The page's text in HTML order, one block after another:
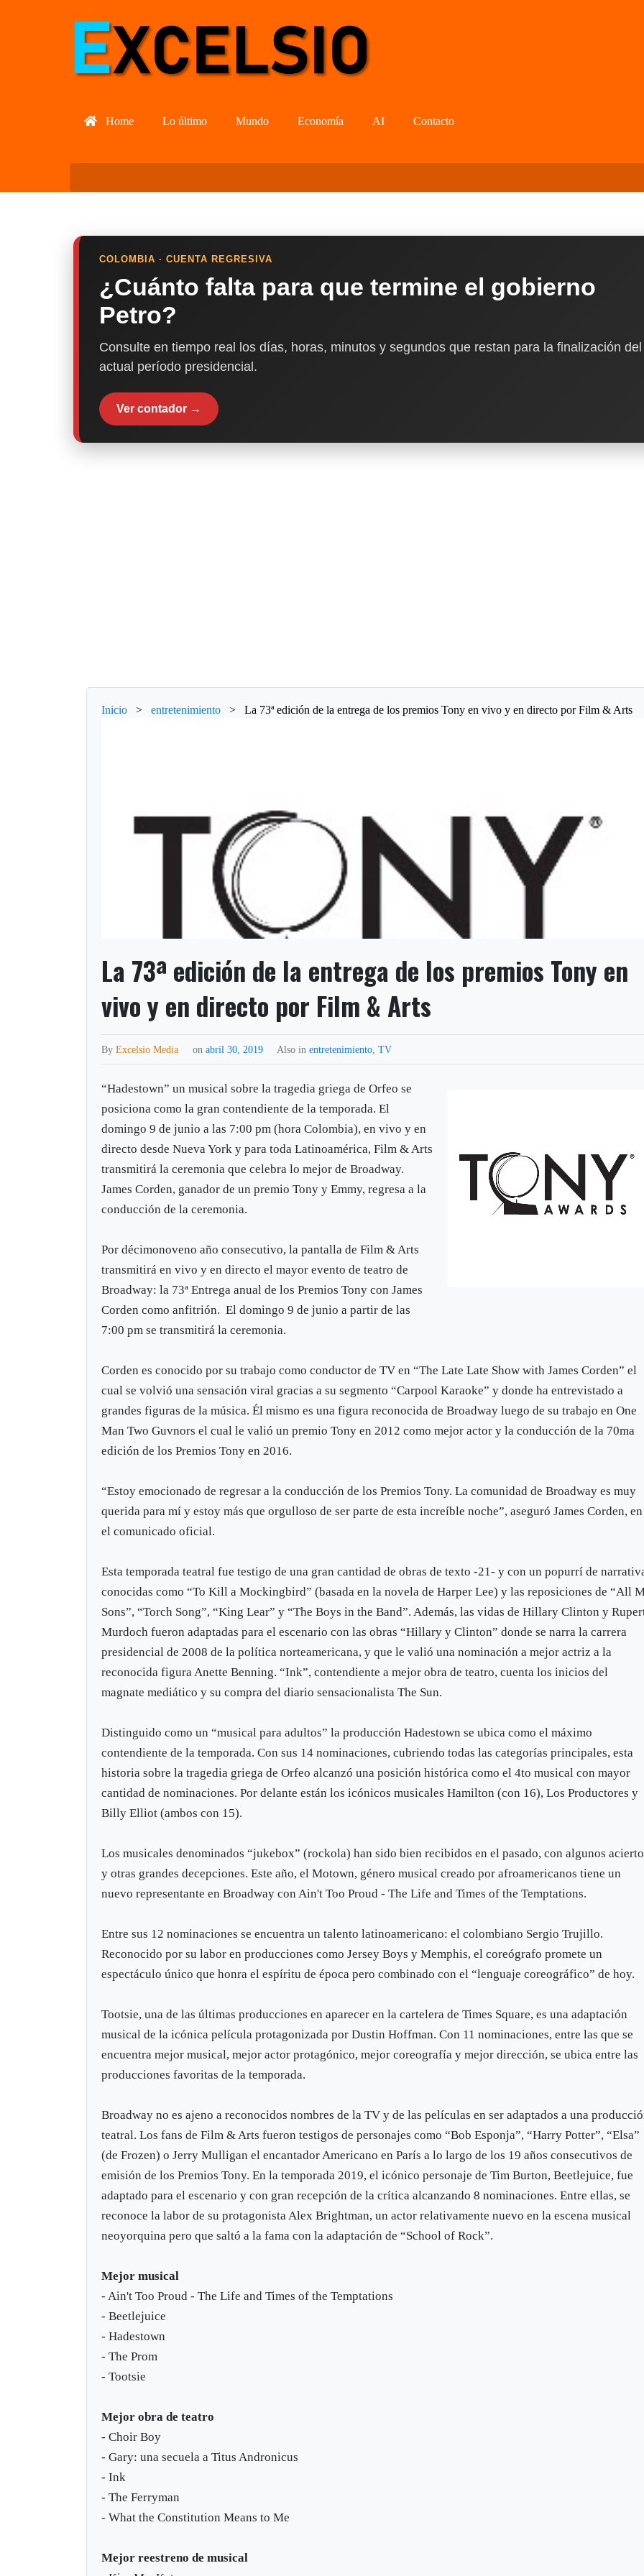
Home Lo último Mundo Economía AI Contacto
COLOMBIA · CUENTA REGRESIVA
¿Cuánto falta para que termine el gobierno
Petro?
Consulte en tiempo real los días, horas, minutos y segundos que restan para la finalización del
actual período presidencial.
Ver contador →
Inicio > entretenimiento > La 73ª edición de la entrega de los premios Tony en vivo y en directo por Film & Arts
La 73ª edición de la entrega de los premios Tony en
vivo y en directo por Film & Arts
ByExcelsio Media onabril 30, 2019 Also inentretenimiento ,TV
“Hadestown” un musical sobre la tragedia griega de Orfeo se
posiciona como la gran contendiente de la temporada. El
domingo 9 de junio a las 7:00 pm (hora Colombia), en vivo y en
directo desde Nueva York y para toda Latinoamérica, Film & Arts
transmitirá la ceremonia que celebra lo mejor de Broadway.
James Corden, ganador de un premio Tony y Emmy, regresa a la
conducción de la ceremonia.
Por décimonoveno año consecutivo, la pantalla de Film & Arts
transmitirá en vivo y en directo el mayor evento de teatro de
Broadway: la 73ª Entrega anual de los Premios Tony con James
Corden como anfitrión. El domingo 9 de junio a partir de las
7:00 pm se transmitirá la ceremonia.
Corden es conocido por su trabajo como conductor de TV en “The Late Late Show with James Corden” el
cual se volvió una sensación viral gracias a su segmento “Carpool Karaoke” y donde ha entrevistado a
grandes figuras de la música. Él mismo es una figura reconocida de Broadway luego de su trabajo en One
Man Two Guvnors el cual le valió un premio Tony en 2012 como mejor actor y la conducción de la 70ma
edición de los Premios Tony en 2016.
“Estoy emocionado de regresar a la conducción de los Premios Tony. La comunidad de Broadway es muy
querida para mí y estoy más que orgulloso de ser parte de esta increíble noche”, aseguró James Corden, en
el comunicado oficial.
Esta temporada teatral fue testigo de una gran cantidad de obras de texto -21- y con un popurrí de
conocidas como “To Kill a Mockingbird” (basada en la novela de Harper Lee) y las reposiciones de “All
Sons”, “Torch Song”, “King Lear” y “The Boys in the Band”. Además, las vidas de Hillary Clinton y
Murdoch fueron adaptadas para el escenario con las obras “Hillary y Clinton” donde se narra la carrera
presidencial de 2008 de la política norteamericana, y que le valió una nominación a mejor actriz a la
reconocida figura Anette Benning. “Ink”, contendiente a mejor obra de teatro, cuenta los inicios del
magnate mediático y su compra del diario sensacionalista The Sun.
Distinguido como un “musical para adultos” la producción Hadestown se ubica como el máximo
contendiente de la temporada. Con sus 14 nominaciones, cubriendo todas las categorías principales, esta
historia sobre la tragedia griega de Orfeo alcanzó una posición histórica como el 4to musical con mayor
cantidad de nominaciones. Por delante están los icónicos musicales Hamilton (con 16), Los Productores y
Billy Elliot (ambos con 15).
Los musicales denominados “jukebox” (rockola) han sido bien recibidos en el pasado, con algunos
y otras grandes decepciones. Este año, el Motown, género musical creado por afroamericanos tiene un
nuevo representante en Broadway con Ain't Too Proud - The Life and Times of the Temptations.
Entre sus 12 nominaciones se encuentra un talento latinoamericano: el colombiano Sergio Trujillo.
Reconocido por su labor en producciones como Jersey Boys y Memphis, el coreógrafo promete un
espectáculo único que honra el espíritu de época pero combinado con el “lenguaje coreográfico” de hoy.
Tootsie, una de las últimas producciones en aparecer en la cartelera de Times Square, es una adaptación
musical de la icónica película protagonizada por Dustin Hoffman. Con 11 nominaciones, entre las que se
encuentra mejor musical, mejor actor protagónico, mejor coreografía y mejor dirección, se ubica entre las
producciones favoritas de la temporada.
Broadway no es ajeno a reconocidos nombres de la TV y de las películas en ser adaptados a una
teatral. Los fans de Film & Arts fueron testigos de personajes como “Bob Esponja”, “Harry Potter”, “Elsa”
(de Frozen) o Jerry Mulligan el encantador Americano en París a lo largo de los 19 años consecutivos de
emisión de los Premios Tony. En la temporada 2019, el icónico personaje de Tim Burton, Beetlejuice, fue
adaptado para el escenario y con gran recepción de la crítica alcanzando 8 nominaciones. Entre ellas, se
reconoce la labor de su protagonista Alex Brightman, un actor relativamente nuevo en la escena musical
neoyorquina pero que saltó a la fama con la adaptación de “School of Rock”.
Mejor musical
- Ain't Too Proud - The Life and Times of the Temptations
- Beetlejuice
- Hadestown
- The Prom
- Tootsie
Mejor obra de teatro
- Choir Boy
- Gary: una secuela a Titus Andronicus
- Ink
- The Ferryman
- What the Constitution Means to Me
Mejor reestreno de musical